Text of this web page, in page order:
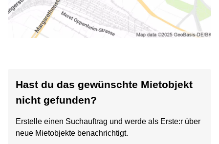
Hast du das gewünschte Mietobjekt
nicht gefunden?
Erstelle einen Suchauftrag und werde als Erste:r über
neue Mietobjekte benachrichtigt.